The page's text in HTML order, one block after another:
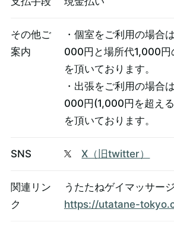
その他ご
案内
・個室をご利用の場合
000円と場所代1,000
を頂いております。
・出張をご利用の場合
000円(1,000円を超え
を頂いております。
SNS X（旧twitter）
関連リン
ク
うたたねゲイマッサー
https://utatane-